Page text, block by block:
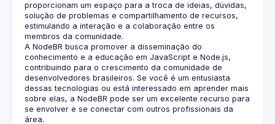
proporcionam um espaço para a troca de ideias, dúvidas,
solução de problemas e compartilhamento de recursos,
estimulando a interação e a colaboração entre os
A NodeBR busca promover a disseminação do
conhecimento e a educação em JavaScript e Node.js,
contribuindo para o crescimento da comunidade de
desenvolvedores brasileiros. Se você é um entusiasta
dessas tecnologias ou está interessado em aprender mais
sobre elas, a NodeBR pode ser um excelente recurso para
se envolver e se conectar com outros profissionais da